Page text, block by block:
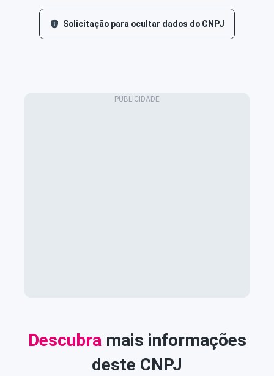
Solicitação para ocultar dados do CNPJ
Descubramais informações
deste CNPJ